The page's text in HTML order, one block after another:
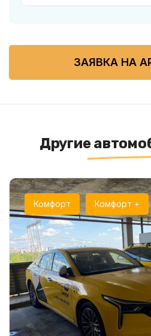
ЗАЯВКА НА
Другие
Комфорт Комфорт +